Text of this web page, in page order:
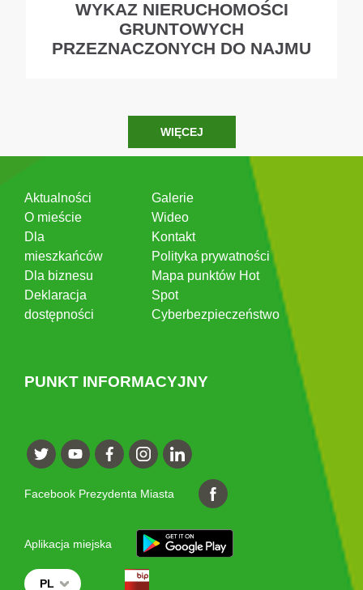
WYKAZ NIERUCHOMOŚCI
GRUNTOWYCH
PRZEZNACZONYCH DO NAJMU
WIĘCEJ
Aktualności
O mieście
Dla
mieszkańców
Dla biznesu
Deklaracja
dostępności
Galerie
Wideo
Kontakt
Polityka prywatności
Mapa punktów Hot
Spot
Cyberbezpieczeństwo
PUNKT INFORMACYJNY
Facebook Prezydenta Miasta
Aplikacja miejska
PL